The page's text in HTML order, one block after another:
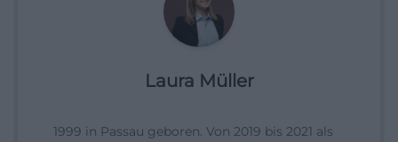
Laura Müller
1999 in Passau geboren. Von 2019 bis 2021 als